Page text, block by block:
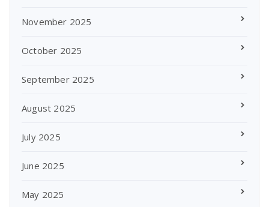
November 2025
October 2025
September 2025
August 2025
July 2025
June 2025
May 2025